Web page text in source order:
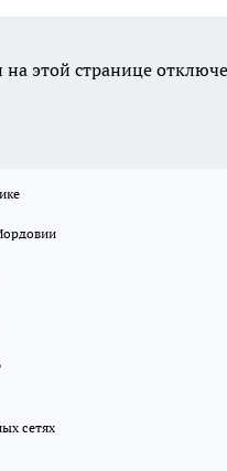
этой странице
сетях